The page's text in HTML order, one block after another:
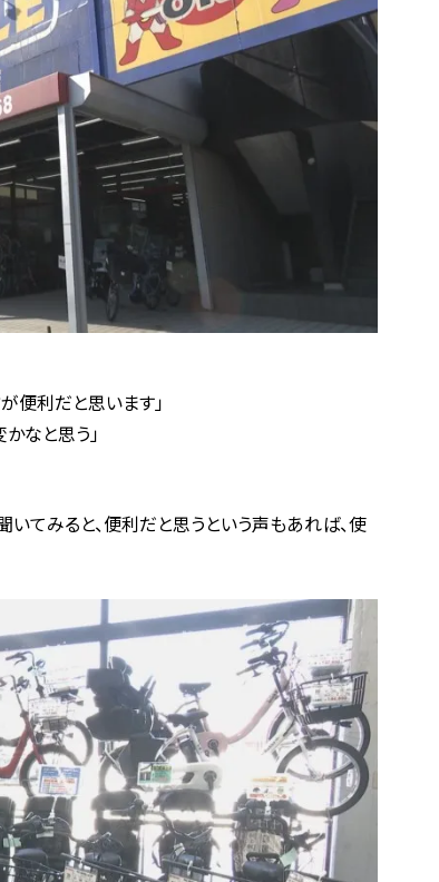
便利だと思います」
なと思う」
てみると、便利だと思うという声もあれば、使